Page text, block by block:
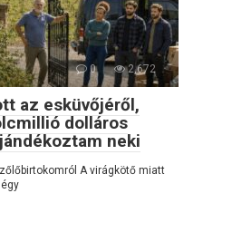
0 2,672
az esküvőjéről,
dolláros
neki
A virágkötő miatt